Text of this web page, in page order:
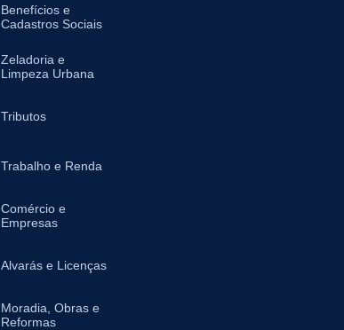
Benefícios e
Cadastros Sociais
Zeladoria e
Limpeza Urbana
Tributos
Trabalho e Renda
Comércio e
Empresas
Alvarás e Licenças
Moradia, Obras e
Reformas